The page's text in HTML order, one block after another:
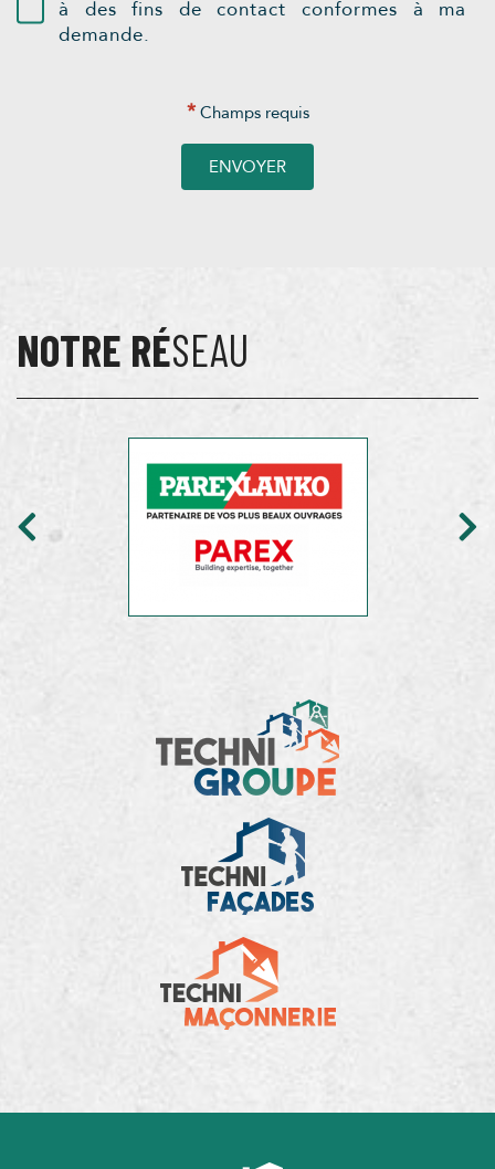
à des fins de contact conformes à ma
demande.
*Champs requis
ENVOYER
NOTRE RÉSEAU